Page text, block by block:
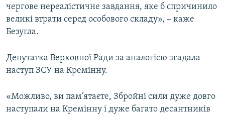
чергове нереалістичне завдання, яке б спричинило
великі втрати серед особового складу», – каже
Безугла.
Депутатка Верховної Ради за аналогією згадала
наступ ЗСУ на Кремінну.
«Можливо, ви пам’ятаєте, Збройні сили дуже довго
наступали на Кремінну і дуже багато десантників